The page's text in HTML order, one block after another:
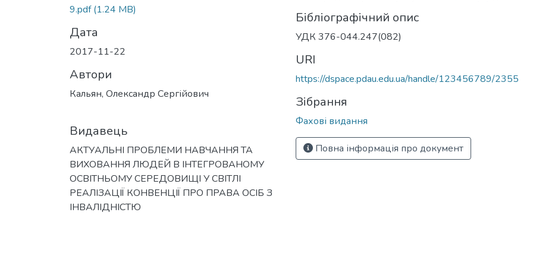
9.pdf(1.24 MB)
Дата
2017-11-22
Автори
Кальян, Олександр Сергійович
Видавець
АКТУАЛЬНІ ПРОБЛЕМИ НАВЧАННЯ ТА
ВИХОВАННЯ ЛЮДЕЙ В ІНТЕГРОВАНОМУ
ОСВІТНЬОМУ СЕРЕДОВИЩІ У СВІТЛІ
РЕАЛІЗАЦІЇ КОНВЕНЦІЇ ПРО ПРАВА ОСІБ З
ІНВАЛІДНІСТЮ
Бібліографічний опис
УДК 376-044.247(082)
URI
https://dspace.pdau.edu.ua/handle/123456789/2355
Зібрання
Фахові видання
Повна інформація про документ